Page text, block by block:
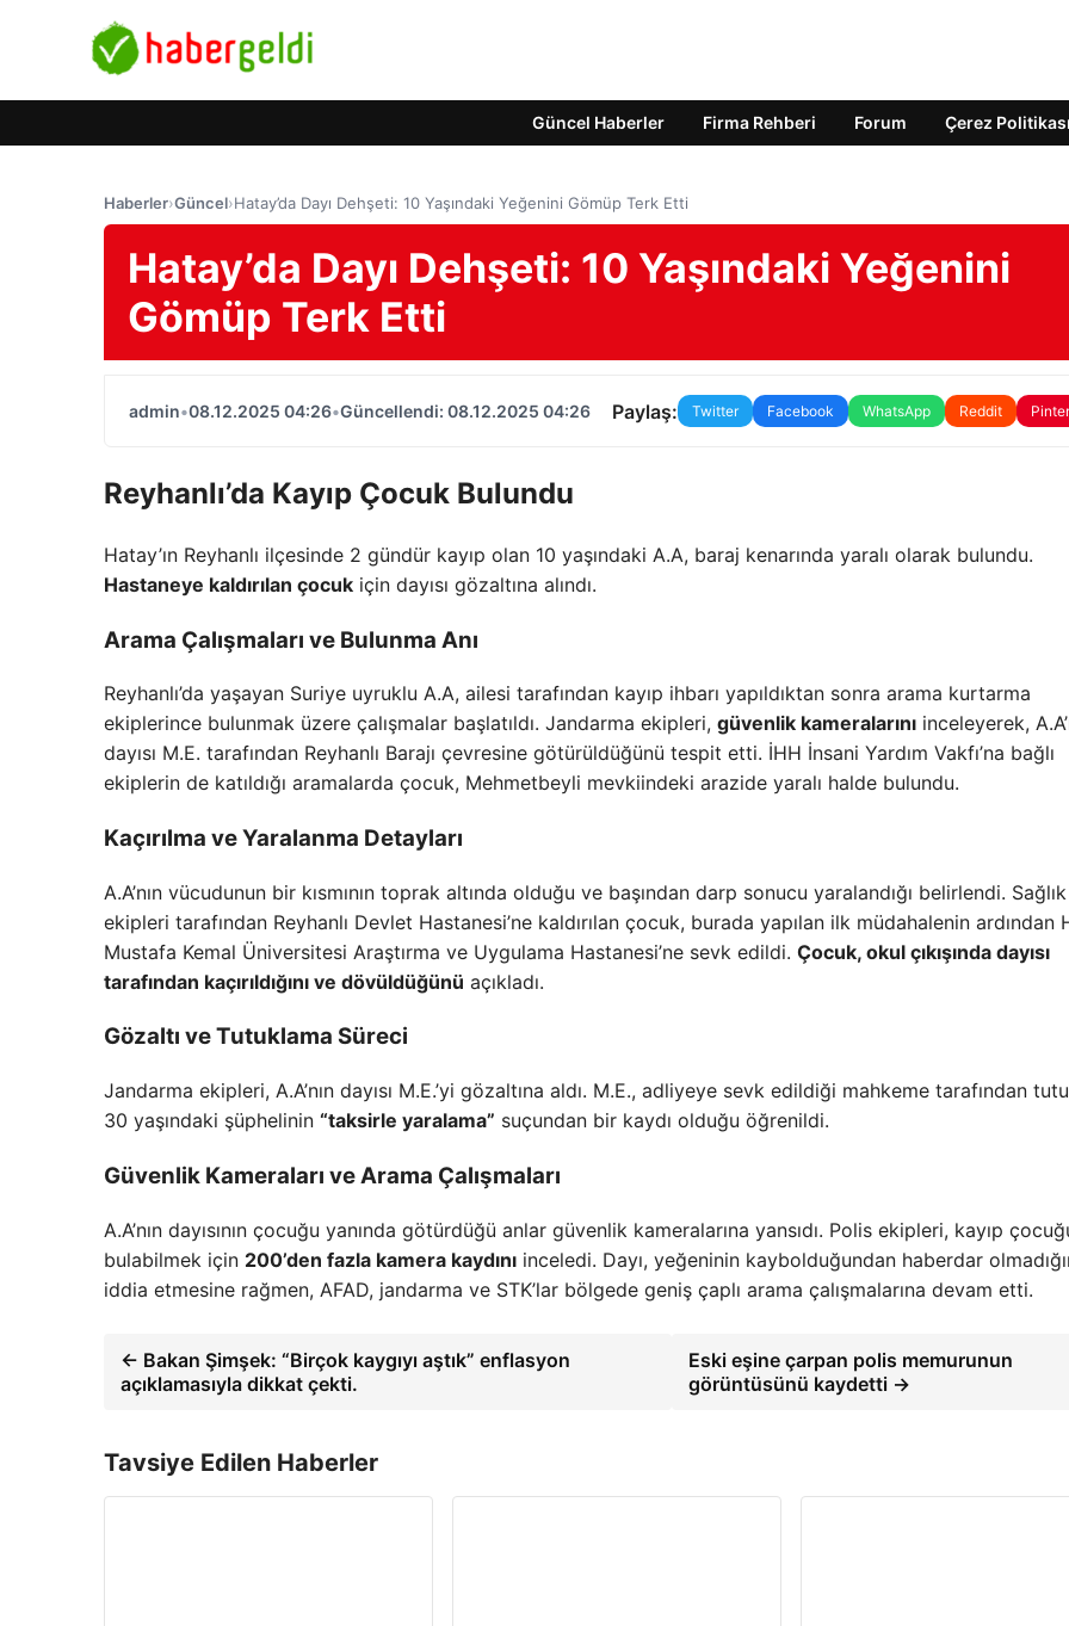
Güncel Haberler Firma Rehberi Forum Çerez Politikası
Haberler›Güncel›Hatay’da Dayı Dehşeti: 10 Yaşındaki Yeğenini Gömüp Terk Etti
Hatay’da Dayı Dehşeti: 10 Yaşındaki Yeğenini
Gömüp Terk Etti
admin•08.12.2025 04:26•Güncellendi: 08.12.2025 04:26 Paylaş: Twitter Facebook WhatsApp Reddit
Reyhanlı’da Kayıp Çocuk Bulundu
Hatay’ın Reyhanlı ilçesinde 2 gündür kayıp olan 10 yaşındaki A.A, baraj kenarında yaralı olarak bulundu.
Hastaneye kaldırılan çocuk için dayısı gözaltına alındı.
Arama Çalışmaları ve Bulunma Anı
Reyhanlı’da yaşayan Suriye uyruklu A.A, ailesi tarafından kayıp ihbarı yapıldıktan sonra arama kurtarma
ekiplerince bulunmak üzere çalışmalar başlatıldı. Jandarma ekipleri, güvenlik kameralarını inceleyerek,
dayısı M.E. tarafından Reyhanlı Barajı çevresine götürüldüğünü tespit etti. İHH İnsani Yardım Vakfı’na bağlı
ekiplerin de katıldığı aramalarda çocuk, Mehmetbeyli mevkiindeki arazide yaralı halde bulundu.
Kaçırılma ve Yaralanma Detayları
A.A’nın vücudunun bir kısmının toprak altında olduğu ve başından darp sonucu yaralandığı belirlendi. Sağlık
ekipleri tarafından Reyhanlı Devlet Hastanesi’ne kaldırılan çocuk, burada yapılan ilk müdahalenin ardından
Mustafa Kemal Üniversitesi Araştırma ve Uygulama Hastanesi’ne sevk edildi. Çocuk, okul çıkışında dayısı
tarafından kaçırıldığını ve dövüldüğünü açıkladı.
Gözaltı ve Tutuklama Süreci
Jandarma ekipleri, A.A’nın dayısı M.E.’yi gözaltına aldı. M.E., adliyeye sevk edildiği mahkeme tarafından
30 yaşındaki şüphelinin “taksirle yaralama” suçundan bir kaydı olduğu öğrenildi.
Güvenlik Kameraları ve Arama Çalışmaları
A.A’nın dayısının çocuğu yanında götürdüğü anlar güvenlik kameralarına yansıdı. Polis ekipleri, kayıp
bulabilmek için 200’den fazla kamera kaydını inceledi. Dayı, yeğeninin kaybolduğundan haberdar
iddia etmesine rağmen, AFAD, jandarma ve STK’lar bölgede geniş çaplı arama çalışmalarına devam etti.
← Bakan Şimşek: “Birçok kaygıyı aştık” enflasyon
açıklamasıyla dikkat çekti.
Eski eşine çarpan polis memurunun
görüntüsünü kaydetti →
Tavsiye Edilen Haberler